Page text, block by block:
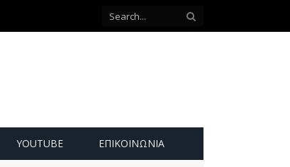
YOUTUBE ΕΠΙΚΟΙΝΩΝΊΑ